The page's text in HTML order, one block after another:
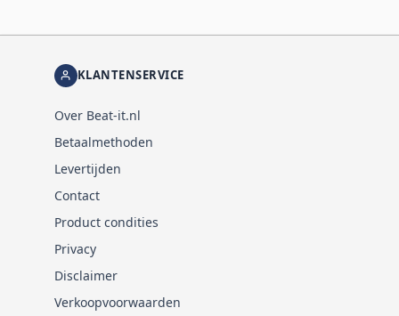
KLANTENSERVICE
Over Beat-it.nl
Betaalmethoden
Levertijden
Contact
Product condities
Privacy
Disclaimer
Verkoopvoorwaarden